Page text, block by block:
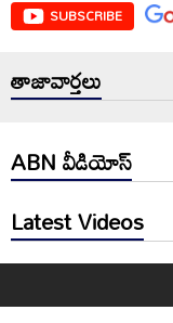
SUBSCRIBE
తాజావార్తలు
ABN వీడియోస్
Latest Videos